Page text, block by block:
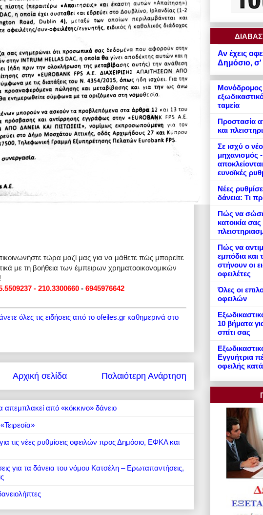
τώρα μαζί μας για να μάθετε πώς μπορείτε
με τη βοήθεια των έμπειρων χρηματοοικονομικών
- 210.3300660 - 6945976642
όλες τις ειδήσεις από το ofeiles.gr καθημερινά στο
Παλαιότερη Ανάρτηση
Αρχική σελίδα
από «κόκκινο» δάνειο
για τις νέες ρυθμίσεις οφειλών προς Δημόσιο, ΕΦΚΑ και
για τα δάνεια του νόμου Κατσέλη – Ερωταπαντήσεις,
Αν έχεις
Δημόσιο, σ'
Μονόδρομος
ταμεία
Προστασία
και
Σε ισχύ ο
μηχανισμός -
ευνοϊκές
Νέες
δάνεια: Τι
Πώς να
κατοικία
Πώς να
εμπόδια και
στήνουν οι
οφειλέτες
Όλες οι
οφειλών
10 βήματα
σπίτι σας
Εγγυήτρια
οφειλής